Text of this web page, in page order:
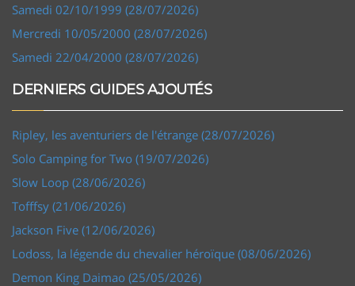
Samedi 02/10/1999 (28/07/2026)
Mercredi 10/05/2000 (28/07/2026)
Samedi 22/04/2000 (28/07/2026)
DERNIERS GUIDES AJOUTÉS
Ripley, les aventuriers de l'étrange (28/07/2026)
Solo Camping for Two (19/07/2026)
Slow Loop (28/06/2026)
Tofffsy (21/06/2026)
Jackson Five (12/06/2026)
Lodoss, la légende du chevalier héroïque (08/06/2026)
Demon King Daimao (25/05/2026)